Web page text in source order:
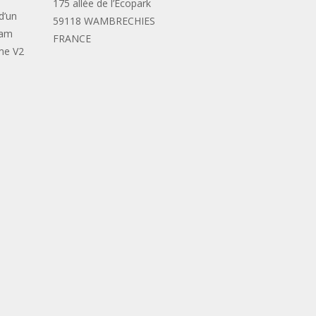
V2
175 allée de l’Ecopark
59118 WAMBRECHIES
FRANCE